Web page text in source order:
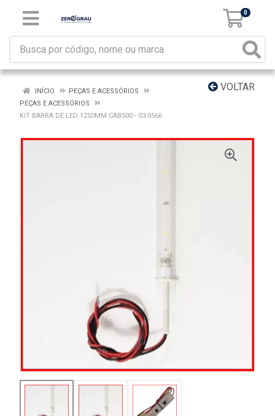
0
VOLTAR
INÍCIO
PEÇAS E ACESSÓRIOS
PEÇAS E ACESSÓRIOS
KIT BARRA DE LED 1250MM CAB500 - 03.0566